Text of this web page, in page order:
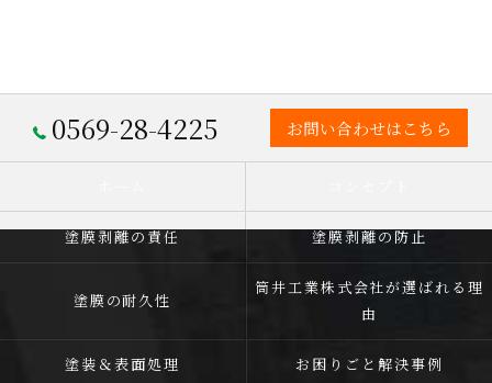
0569-28-4225 お問い合わせはこちら
塗膜剥離の責任 塗膜剥離の防止
塗膜の耐久性
筒井工業株式会社が選ばれる理
由
塗装＆表面処理 お困りごと解決事例